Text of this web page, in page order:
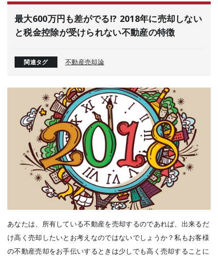
最大600万円も差がでる!? 2018年に売却しない
と税金控除が受けられない不動産の特徴
関連タグ 不動産売却論
あなたは、所有している不動産を売却するのであれば、出来るだ
け高く売却したいとお考えなのではないでしょうか？私もお客様
の不動産売却をお手伝いするときは少しでも高く売却することに